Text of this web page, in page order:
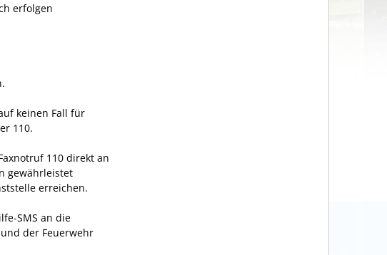
erfolgen
keinen Fall für
110.
110 direkt an
gewährleistet
erreichen.
SMS an die
der Feuerwehr